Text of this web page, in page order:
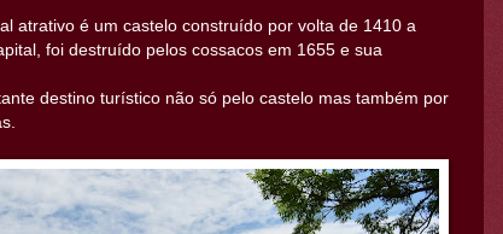
atrativo é um castelo construído por volta de 1410 a
foi destruído pelos cossacos em 1655 e sua
destino turístico não só pelo castelo mas também por